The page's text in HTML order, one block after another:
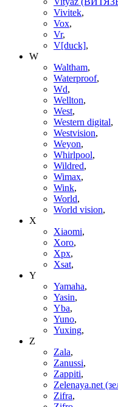
Vivitek,
Vox,
Vr,
V[duck],
W
Waltham,
Waterproof,
Wd,
Wellton,
West,
Western digital,
Westvision,
Weyon,
Whirlpool,
Wildred,
Wimax,
Wink,
World,
World vision,
X
Xiaomi,
Xoro,
Xpx,
Xsat,
Y
Yamaha,
Yasin,
Yba,
Yuno,
Yuxing,
Z
Zala,
Zanussi,
Zappiti,
Zelenaya.net
Zifra,